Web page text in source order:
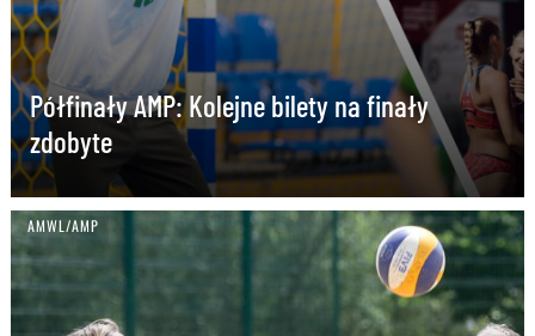
Półfinały AMP: Kolejne bilety na finały
zdobyte
AMWL/AMP